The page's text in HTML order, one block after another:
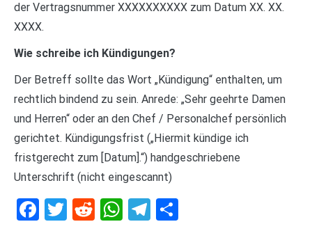
der Vertragsnummer XXXXXXXXXX zum Datum XX. XX.
XXXX.
Wie schreibe ich Kündigungen?
Der Betreff sollte das Wort „Kündigung“ enthalten, um
rechtlich bindend zu sein. Anrede: „Sehr geehrte Damen
und Herren“ oder an den Chef / Personalchef persönlich
gerichtet. Kündigungsfrist („Hiermit kündige ich
fristgerecht zum [Datum].“) handgeschriebene
Unterschrift (nicht eingescannt)
Facebook
Twitter
RedditWhatsApp
Telegram